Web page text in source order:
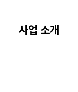
사업 소개